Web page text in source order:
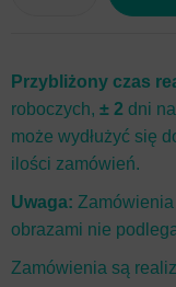
Przybliżony czas
roboczych, ± 2 dni
może wydłużyć się
ilości zamówień.
Uwaga:
obrazami nie
Zamówienia są